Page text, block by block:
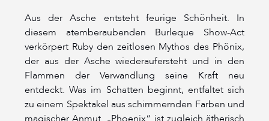
Aus der Asche entsteht feurige Schönheit. In
diesem atemberaubenden Burleque Show-Act
verkörpert Ruby den zeitlosen Mythos des Phönix,
der aus der Asche wiederaufersteht und in den
Flammen der Verwandlung seine Kraft neu
entdeckt. Was im Schatten beginnt, entfaltet sich
zu einem Spektakel aus schimmernden Farben und